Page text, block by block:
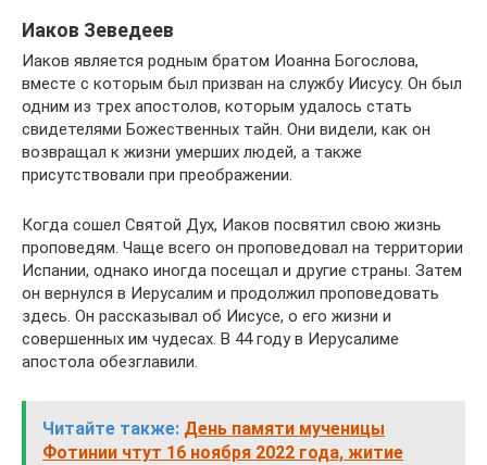
Иаков Зеведеев
Иаков является родным братом Иоанна Богослова,
вместе с которым был призван на службу Иисусу. Он был
одним из трех апостолов, которым удалось стать
свидетелями Божественных тайн. Они видели, как он
возвращал к жизни умерших людей, а также
присутствовали при преображении.
Когда сошел Святой Дух, Иаков посвятил свою жизнь
проповедям. Чаще всего он проповедовал на территории
Испании, однако иногда посещал и другие страны. Затем
он вернулся в Иерусалим и продолжил проповедовать
здесь. Он рассказывал об Иисусе, о его жизни и
совершенных им чудесах. В 44 году в Иерусалиме
апостола обезглавили.
Читайте также: День памяти мученицы
Фотинии чтут 16 ноября 2022 года, житие